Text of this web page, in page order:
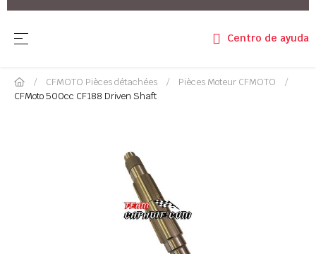
Basculer la navigation
☰ Centro de ayuda
CFMOTO Pièces détachées
Pièces Moteur CFMOTO
CFMoto 500cc CF188 Driven Shaft